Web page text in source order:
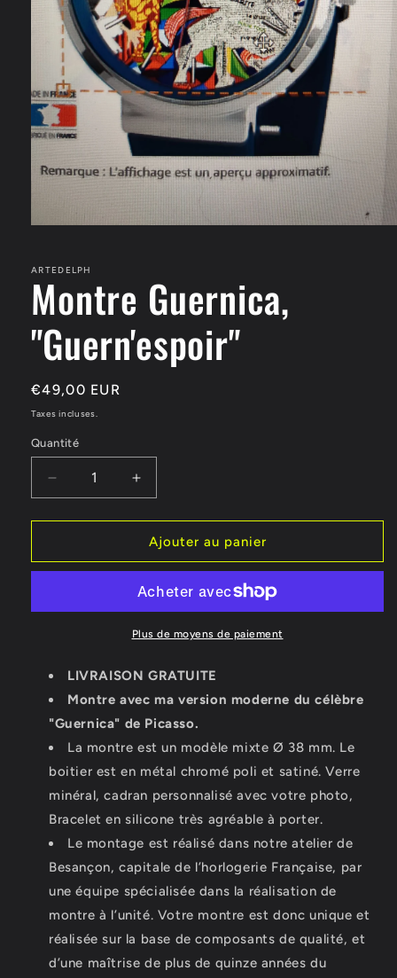
1
dans
une
fenêtre
ARTEDELPH
Montre Guernica,
"Guern'espoir"
Prix
habituel
€49,00 EUR
Taxes incluses.
Quantité
Réduire
la
quantité
Montre
&quot;Guern&#39;espoir&quot;
Augmenter
la
quantité
de
Montre
&quot;Guern&#39;espoir&quot;
Ajouter au panier
Plus de moyens de paiement
LIVRAISON GRATUITE
Montre avec ma version moderne du célèbre
"Guernica" de Picasso.
La montre est un modèle mixte Ø 38 mm. Le
boitier est en métal chromé poli et satiné. Verre
minéral, cadran personnalisé avec votre photo,
Bracelet en silicone très agréable à porter.
Le montage est réalisé dans notre atelier de
Besançon, capitale de l’horlogerie Française, par
une équipe spécialisée dans la réalisation de
montre à l’unité. Votre montre est donc unique et
réalisée sur la base de composants de qualité, et
d’une maîtrise de plus de quinze années du